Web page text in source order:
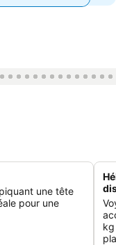
une tête
pour une